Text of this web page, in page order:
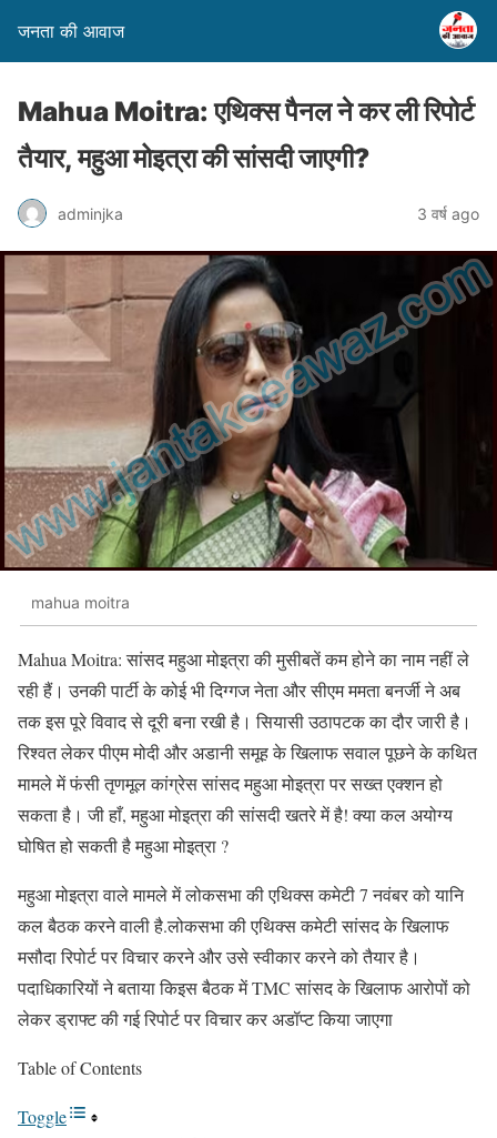
जनता की आवाज
Mahua Moitra: एथिक्स पैनल ने कर ली रिपोर्ट
तैयार, महुआ मोइत्रा की सांसदी जाएगी?
adminjka 3 वर्ष ago
mahua moitra
Mahua Moitra: सांसद महुआ मोइत्रा की मुसीबतें कम होने का नाम नहीं ले
रही हैं। उनकी पार्टी के कोई भी दिग्गज नेता और सीएम ममता बनर्जी ने अब
तक इस पूरे विवाद से दूरी बना रखी है। सियासी उठापटक का दौर जारी है।
रिश्वत लेकर पीएम मोदी और अडानी समूह के खिलाफ सवाल पूछने के कथित
मामले में फंसी तृणमूल कांग्रेस सांसद महुआ मोइत्रा पर सख्त एक्शन हो
सकता है। जी हाँ, महुआ मोइत्रा की सांसदी खतरे में है! क्या कल अयोग्य
घोषित हो सकती है महुआ मोइत्रा ?
महुआ मोइत्रा वाले मामले में लोकसभा की एथिक्‍स कमेटी 7 नवंबर को यानि
कल बैठक करने वाली है.लोकसभा की एथिक्स कमेटी सांसद के खिलाफ
मसौदा रिपोर्ट पर विचार करने और उसे स्वीकार करने को तैयार है।
पदाधिकारियों ने बताया किइस बैठक में TMC सांसद के खिलाफ आरोपों को
लेकर ड्राफ्ट की गई रिपोर्ट पर विचार कर अडॉप्ट किया जाएगा
Table of Contents
Toggle